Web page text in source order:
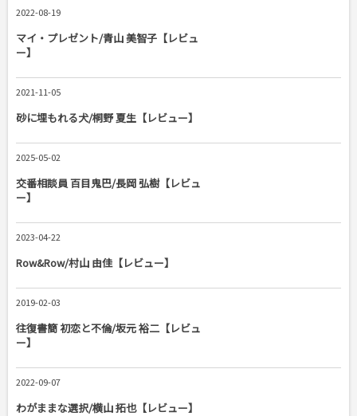
2022-08-19
マイ・プレゼント/青山 美智子【レビュ
ー】
2021-11-05
砂に埋もれる犬/桐野 夏生【レビュー】
2025-05-02
交番相談員 百目鬼巴/長岡 弘樹【レビュ
ー】
2023-04-22
Row&Row/村山 由佳【レビュー】
2019-02-03
往復書簡 初恋と不倫/坂元 裕二【レビュ
ー】
2022-09-07
わがままな選択/横山 拓也【レビュー】